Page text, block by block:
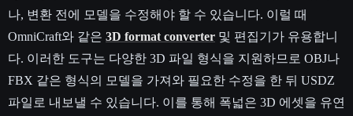
나, 변환 전에 모델을 수정해야 할 수 있습니다. 이럴 때
OmniCraft와 같은 3D format converter 및 편집기가 유용합니
다. 이러한 도구는 다양한 3D 파일 형식을 지원하므로 OBJ나
FBX 같은 형식의 모델을 가져와 필요한 수정을 한 뒤 USDZ
파일로 내보낼 수 있습니다. 이를 통해 폭넓은 3D 에셋을 유연